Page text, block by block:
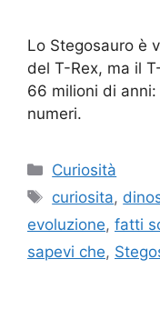
Lo Stegosauro è
del T-Rex, ma il
66 milioni di
numeri.
Categorie
Curiosità
Tag
curiosita,
evoluzione, fatti
sapevi che,